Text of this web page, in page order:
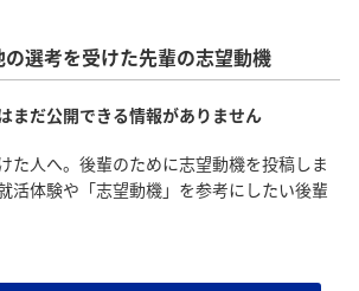
選考を受けた先輩の志望動機
まだ公開できる情報がありません
た人へ。後輩のために志望動機を投稿しま
体験や「志望動機」を参考にしたい後輩